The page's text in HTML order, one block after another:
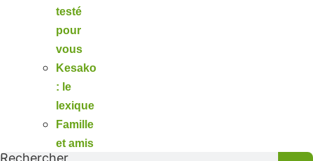
testé
pour
vous
Kesako
: le
lexique
Famille
et amis